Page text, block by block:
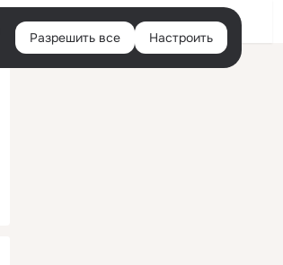
Войти
Разрешить все Настроить